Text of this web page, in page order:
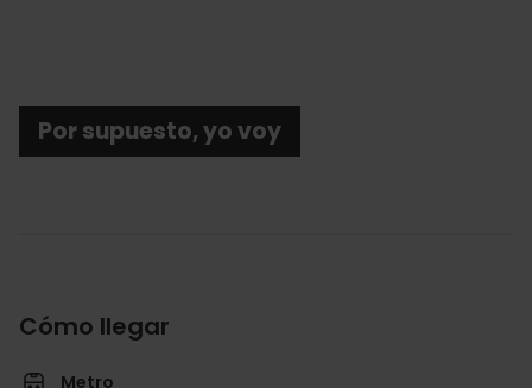
Por supuesto, yo voy
Cómo llegar
Metro